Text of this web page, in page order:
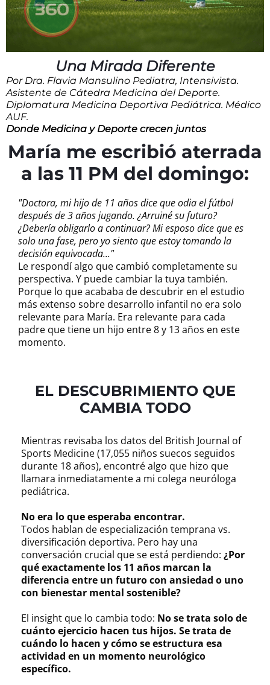
Una Mirada Diferente
Por Dra. Flavia Mansulino Pediatra, Intensivista.
Asistente de Cátedra Medicina del Deporte.
Diplomatura Medicina Deportiva Pediátrica. Médico
AUF.
Donde Medicina y Deporte crecen juntos
María me escribió aterrada
a las 11 PM del domingo:
"Doctora, mi hijo de 11 años dice que odia el fútbol
después de 3 años jugando. ¿Arruiné su futuro?
¿Debería obligarlo a continuar? Mi esposo dice que es
solo una fase, pero yo siento que estoy tomando la
decisión equivocada..."
Le respondí algo que cambió completamente su
perspectiva. Y puede cambiar la tuya también.
Porque lo que acababa de descubrir en el estudio
más extenso sobre desarrollo infantil no era solo
relevante para María. Era relevante para cada
padre que tiene un hijo entre 8 y 13 años en este
momento.
EL DESCUBRIMIENTO QUE
CAMBIA TODO
Mientras revisaba los datos del British Journal of
Sports Medicine (17,055 niños suecos seguidos
durante 18 años), encontré algo que hizo que
llamara inmediatamente a mi colega neuróloga
pediátrica.
No era lo que esperaba encontrar.
Todos hablan de especialización temprana vs.
diversificación deportiva. Pero hay una
conversación crucial que se está perdiendo: ¿Por
qué exactamente los 11 años marcan la
diferencia entre un futuro con ansiedad o uno
con bienestar mental sostenible?
El insight que lo cambia todo: No se trata solo de
cuánto ejercicio hacen tus hijos. Se trata de
cuándo lo hacen y cómo se estructura esa
actividad en un momento neurológico
específico.